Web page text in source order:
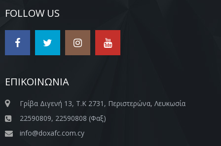
FOLLOW US
ΕΠΙΚΟΙΝΩΝΙΑ
Γρίβα Διγενή 13, Τ.Κ 2731, Περιστερώνα, Λευκωσία
22590809, 22590808 (Φαξ)
info@doxafc.com.cy